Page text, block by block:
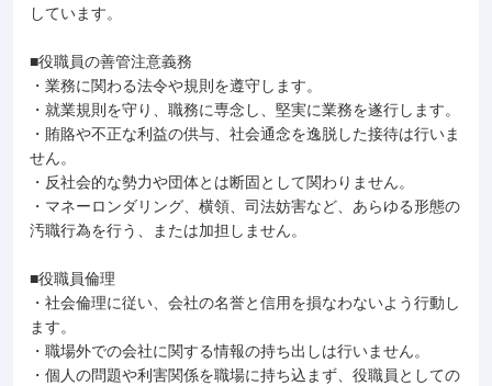
しています。
■役職員の善管注意義務
・業務に関わる法令や規則を遵守します。
・就業規則を守り、職務に専念し、堅実に業務を遂行します。
・賄賂や不正な利益の供与、社会通念を逸脱した接待は行いま
せん。
・反社会的な勢力や団体とは断固として関わりません。
・マネーロンダリング、横領、司法妨害など、あらゆる形態の
汚職行為を行う、または加担しません。
■役職員倫理
・社会倫理に従い、会社の名誉と信用を損なわないよう行動し
ます。
・職場外での会社に関する情報の持ち出しは行いません。
・個人の問題や利害関係を職場に持ち込まず、役職員としての